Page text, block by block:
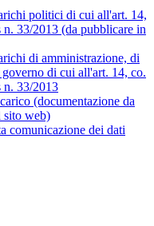
politici di cui all'art. 14,
n. 33/2013 (da pubblicare in
di amministrazione, di
di cui all'art. 14, co.
n. 33/2013
(documentazione da
sito web)
comunicazione dei dati